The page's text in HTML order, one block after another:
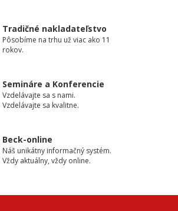
Tradičné nakladateľstvo
Pôsobíme na trhu už viac ako 11
rokov.
Semináre a Konferencie
Vzdelávajte sa s nami.
Vzdelávajte sa kvalitne.
Beck-online
Náš unikátny informačný systém.
Vždy aktuálny, vždy online.